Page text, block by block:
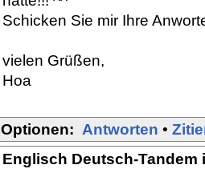
Schicken Sie mir Ihre
vielen Grüßen,
Hoa
Optionen: Antworten •
Englisch Deutsch-Tandem